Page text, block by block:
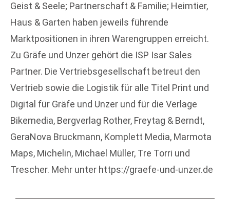
Geist & Seele; Partnerschaft & Familie; Heimtier,
Haus & Garten haben jeweils führende
Marktpositionen in ihren Warengruppen erreicht.
Zu Gräfe und Unzer gehört die ISP Isar Sales
Partner. Die Vertriebsgesellschaft betreut den
Vertrieb sowie die Logistik für alle Titel Print und
Digital für Gräfe und Unzer und für die Verlage
Bikemedia, Bergverlag Rother, Freytag & Berndt,
GeraNova Bruckmann, Komplett Media, Marmota
Maps, Michelin, Michael Müller, Tre Torri und
Trescher. Mehr unter https://graefe-und-unzer.de